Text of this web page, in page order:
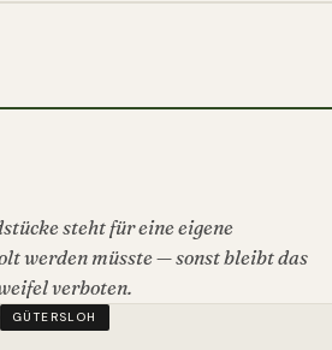
steht für eine eigene
werden müsste — sonst bleibt das
verboten.
GÜTERSLOH